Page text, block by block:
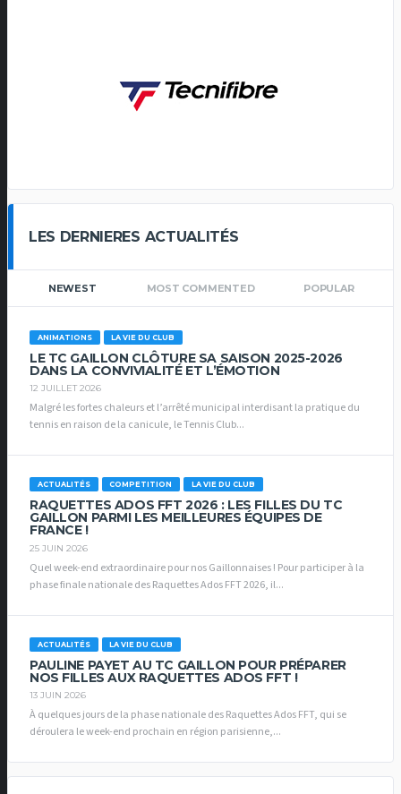
LES DERNIERES ACTUALITÉS
NEWEST MOST COMMENTED POPULAR
ANIMATIONS LA VIE DU CLUB
LE TC GAILLON CLÔTURE SA SAISON 2025-2026
DANS LA CONVIVIALITÉ ET L’ÉMOTION
12 JUILLET 2026
Malgré les fortes chaleurs et l’arrêté municipal interdisant la pratique du
tennis en raison de la canicule, le Tennis Club...
ACTUALITÉS COMPETITION LA VIE DU CLUB
RAQUETTES ADOS FFT 2026 : LES FILLES DU TC
GAILLON PARMI LES MEILLEURES ÉQUIPES DE
FRANCE !
25 JUIN 2026
Quel week-end extraordinaire pour nos Gaillonnaises ! Pour participer à la
phase finale nationale des Raquettes Ados FFT 2026, il...
ACTUALITÉS LA VIE DU CLUB
PAULINE PAYET AU TC GAILLON POUR PRÉPARER
NOS FILLES AUX RAQUETTES ADOS FFT !
13 JUIN 2026
À quelques jours de la phase nationale des Raquettes Ados FFT, qui se
déroulera le week-end prochain en région parisienne,...